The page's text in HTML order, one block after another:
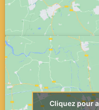
Cliquez pour